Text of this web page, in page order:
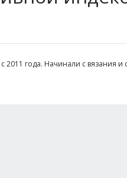
2011 года. Начинали с вязания